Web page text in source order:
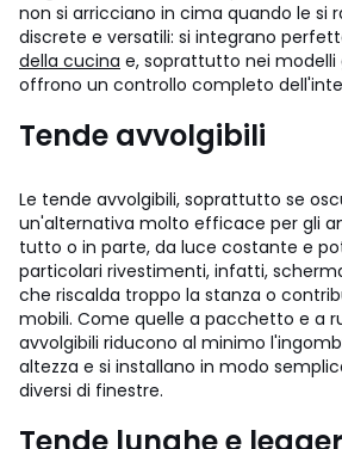
non si arricciano in cima quando le si
discrete e versatili: si integrano
della cucina e, soprattutto nei
offrono un controllo completo
Tende avvolgibili
Le tende avvolgibili, soprattutto se
un'alternativa molto efficace per gli
tutto o in parte, da luce costante e
particolari rivestimenti, infatti,
che riscalda troppo la stanza o
mobili. Come quelle a pacchetto e a
avvolgibili riducono al minimo
altezza e si installano in modo
diversi di finestre.
Tende lunghe e